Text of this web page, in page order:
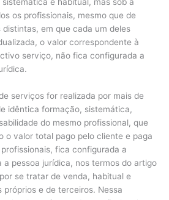
os profissionais, mesmo que de
em que cada um deles
o valor correspondente à
serviço, não fica configurada a
serviços for realizada por mais de
idêntica formação, sistemática,
do mesmo profissional, que
o valor total pago pelo cliente e paga
fica configurada a
a pessoa jurídica, nos termos do artigo
se tratar de venda, habitual e
próprios e de terceiros. Nessa